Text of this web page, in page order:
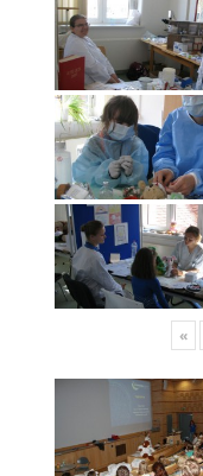
«